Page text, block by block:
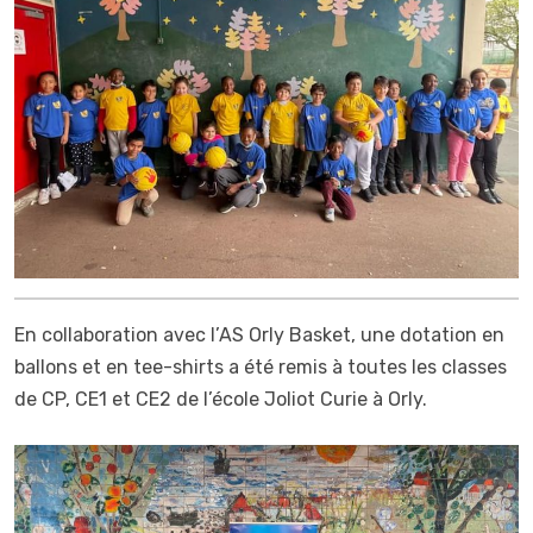
En collaboration avec l’AS Orly Basket, une dotation en
ballons et en tee-shirts a été remis à toutes les classes
de CP, CE1 et CE2 de l’école Joliot Curie à Orly.